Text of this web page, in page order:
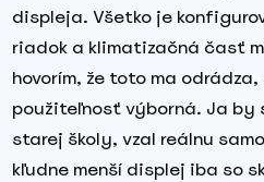
displeja. Všetko je
riadok a klimatizačná časť
hovorím, že toto ma
použiteľnosť výborná. Ja by
starej školy, vzal reálnu
kľudne menší displej iba so